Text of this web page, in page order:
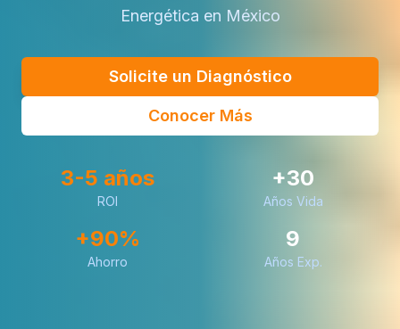
Energética en México
Solicite un Diagnóstico
Conocer Más
3-5 años
ROI
+30
Años Vida
+90%
Ahorro
9
Años Exp.